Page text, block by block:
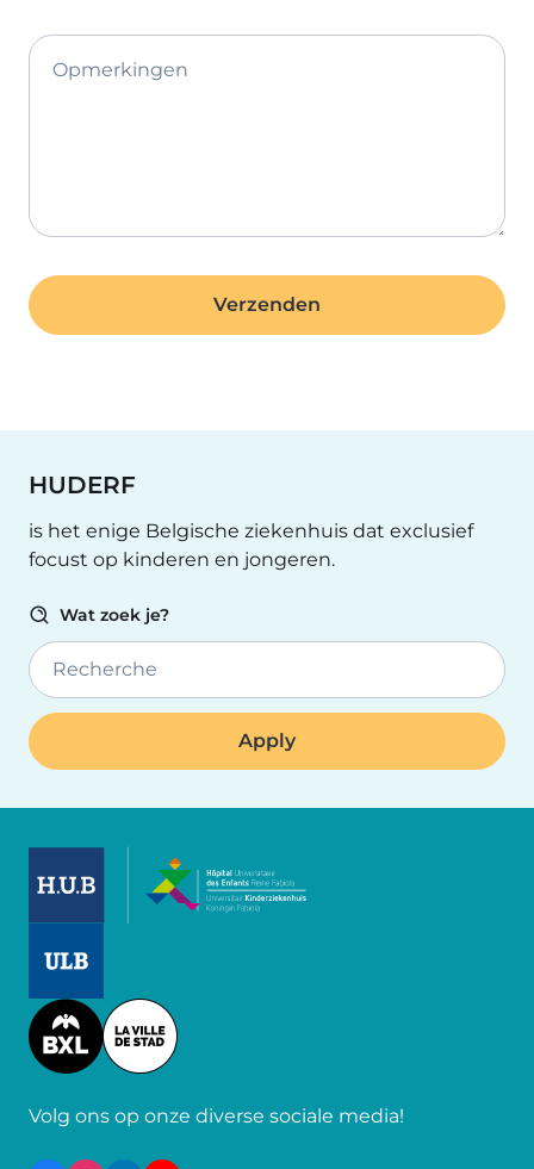
Opmerkingen
HUDERF
is het enige Belgische ziekenhuis dat exclusief
focust op kinderen en jongeren.
Wat zoek je?
Recherche
Image
Volg ons op onze diverse sociale media!